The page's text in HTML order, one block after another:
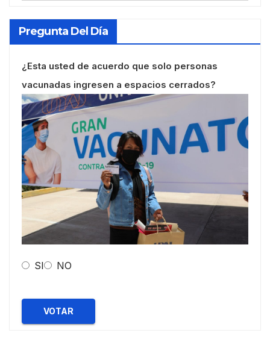
Pregunta Del Día
¿Esta usted de acuerdo que solo personas
vacunadas ingresen a espacios cerrados?
SI NO
VOTAR